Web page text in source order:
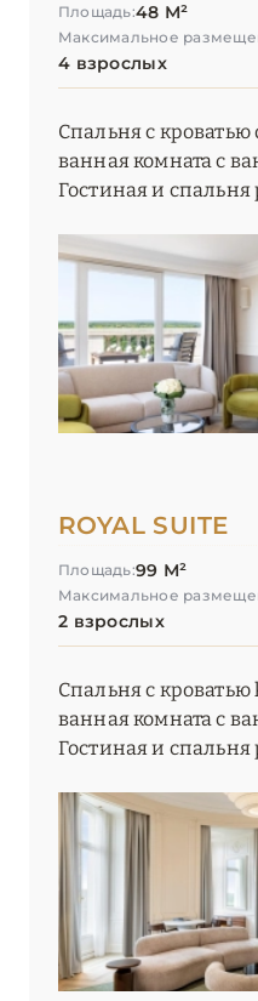
Площадь:48 М²
Максимальное
4 взрослых
Спальня с кроватью
ванная комната с
Гостиная и
ROYAL SUITE
Площадь:99 М²
Максимальное
2 взрослых
Спальня с
ванная комната с
Гостиная и